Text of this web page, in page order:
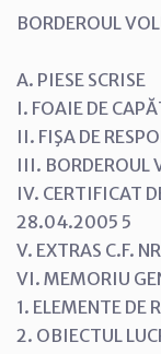
BORDEROUL
A. PIESE SCRISE
I. FOAIE DE
II. FIŞA DE
III. BORDEROUL
IV. CERTIFICAT
28.04.2005 5
V. EXTRAS C.F.
VI. MEMORIU
1. ELEMENTE DE
2. OBIECTUL